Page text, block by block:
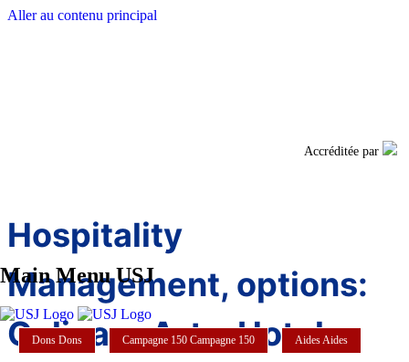
Aller au contenu principal
Accréditée par
Main Menu USJ
Dons Dons Campagne 150 Campagne 150 AidesAides
Hospitality
Management, options:
Culinary Arts, Hotel